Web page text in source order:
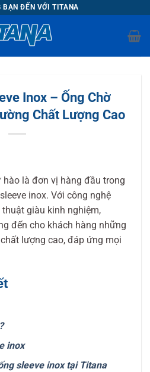
BẠN ĐẾN VỚI TITANA
Inox – Ống Chờ
Chất Lượng Cao
hào là đơn vị hàng đầu trong
inox. Với công nghệ
giàu kinh nghiệm,
đến cho khách hàng những
lượng cao, đáp ứng mọi
inox
sleeve inox tại Titana